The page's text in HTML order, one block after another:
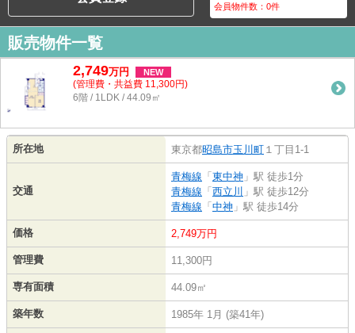
会員物件数：0件
販売物件一覧
2,749万円 NEW
(管理費・共益費 11,300円)
6階 / 1LDK / 44.09㎡
所在地 東京都昭島市玉川町 １丁目1-1
交通
青梅線 「 東中神 」駅 徒歩1分
青梅線 「 西立川 」駅 徒歩12分
青梅線 「 中神 」駅 徒歩14分
価格 2,749万円
管理費 11,300円
専有面積 44.09㎡
築年数 1985年 1月 (築41年)